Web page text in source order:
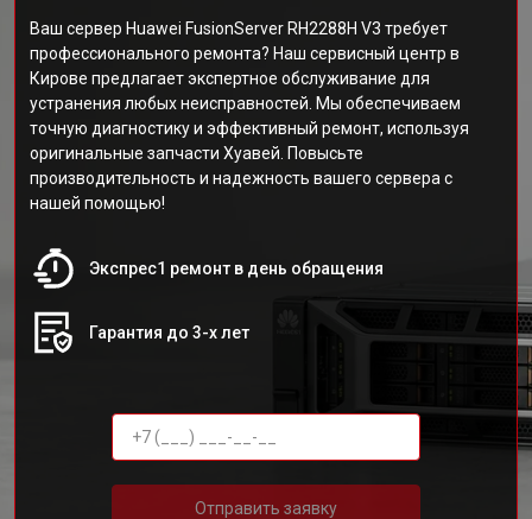
Ваш сервер Huawei FusionServer RH2288H V3 требует
профессионального ремонта? Наш сервисный центр в
Кирове предлагает экспертное обслуживание для
устранения любых неисправностей. Мы обеспечиваем
точную диагностику и эффективный ремонт, используя
оригинальные запчасти Хуавей. Повысьте
производительность и надежность вашего сервера с
нашей помощью!
Экспрес1 ремонт в день обращения
Гарантия до 3-х лет
Отправить заявку